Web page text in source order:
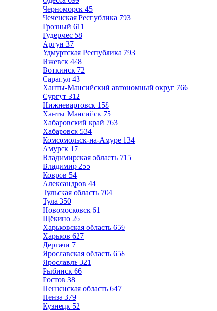
Черноморск 45
Чеченская Республика 793
Грозный 611
Гудермес 58
Аргун 37
Удмуртская Республика 793
Ижевск 448
Воткинск 72
Сарапул 43
Ханты-Мансийский автономный округ 766
Сургут 312
Нижневартовск 158
Ханты-Мансийск 75
Хабаровский край 763
Хабаровск 534
Комсомольск-на-Амуре 134
Амурск 17
Владимирская область 715
Владимир 255
Ковров 54
Александров 44
Тульская область 704
Тула 350
Новомосковск 61
Щёкино 26
Харьковская область 659
Харьков 627
Дергачи 7
Ярославская область 658
Ярославль 321
Рыбинск 66
Ростов 38
Пензенская область 647
Пенза 379
Кузнецк 52